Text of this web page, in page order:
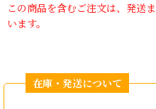
この商品を含むご注文は、発送
います。